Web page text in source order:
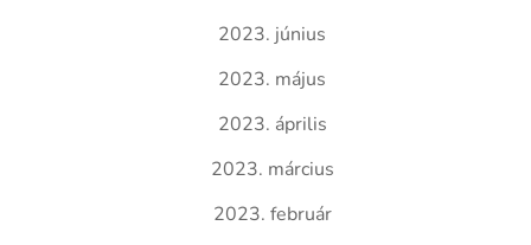
2023. június
2023. május
2023. április
2023. március
2023. február